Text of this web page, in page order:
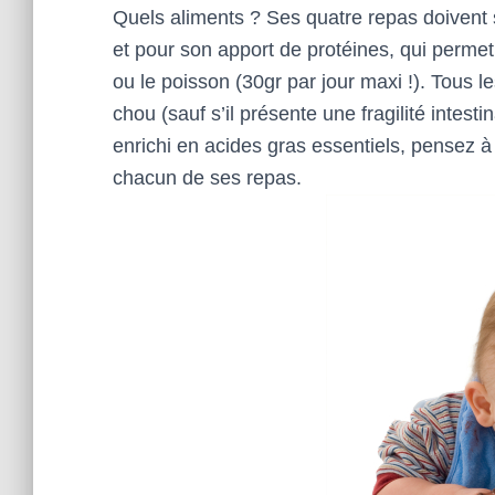
Quels aliments ? Ses quatre repas
et pour son apport de protéines, qui
ou le poisson (30gr par jour maxi !). Tous
chou (sauf s’il présente une fragilité
enrichi en acides gras essentiels, pensez
chacun de ses repas.